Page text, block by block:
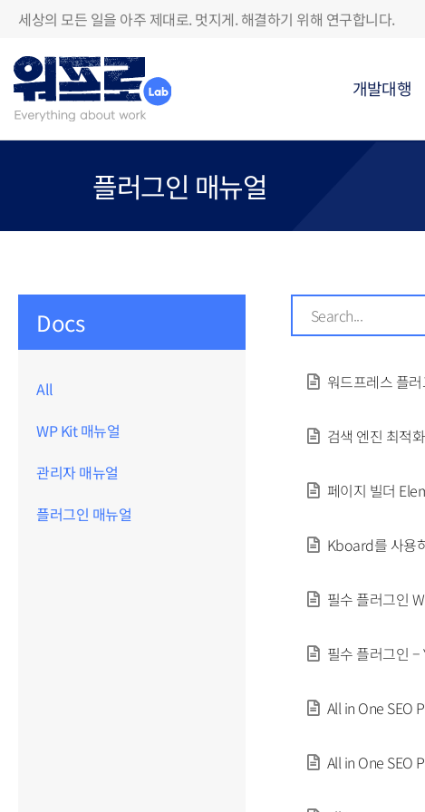
세상의 모든 일을 아주 제대로. 멋지게. 해결하기 위해 연구합니다.
개발대행
플러그인 매뉴얼
Docs
All
WP Kit 매뉴얼
관리자 매뉴얼
플러그인 매뉴얼
워드프레스 플
검색 엔진 최적
페이지 빌더
Kboard를 사용
필수 플러그인
필수 플러그인 –
All in One SEO
All in One SEO